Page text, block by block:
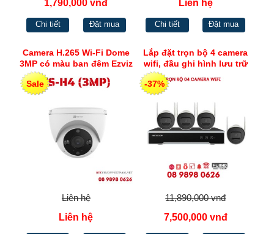
1,790,000 vnđ
Chi tiết Đặt mua
Liên hệ
Chi tiết Đặt mua
Camera H.265 Wi-Fi Dome
3MP có màu ban đêm Ezviz
Sale
Liên hệ
Liên hệ
Lắp đặt trọn bộ 4 camera
wifi, đầu ghi hình lưu trữ
khoảng 12 ngày
-37%
11,890,000 vnđ
7,500,000 vnđ